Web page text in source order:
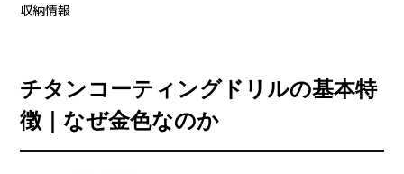
収納情報
チタンコーティングドリルの基本特
徴｜なぜ金色なのか